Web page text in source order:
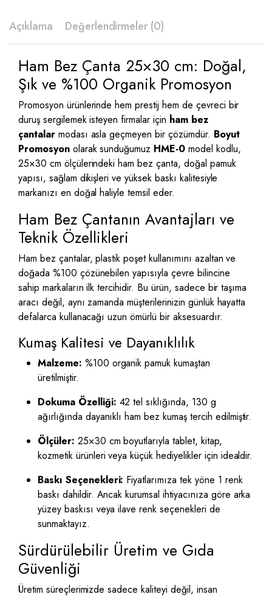
Açıklama Değerlendirmeler (0)
Ham Bez Çanta 25×30 cm: Doğal,
Şık ve %100 Organik Promosyon
Promosyon ürünlerinde hem prestij hem de çevreci bir
duruş sergilemek isteyen firmalar için ham bez
çantalarmodası asla geçmeyen bir çözümdür. Boyut
Promosyonolarak sunduğumuz HME-0 model kodlu,
25×30 cm ölçülerindeki ham bez çanta, doğal pamuk
yapısı, sağlam dikişleri ve yüksek baskı kalitesiyle
markanızı en doğal haliyle temsil eder.
Ham Bez Çantanın Avantajları ve
Teknik Özellikleri
Ham bez çantalar, plastik poşet kullanımını azaltan ve
doğada %100 çözünebilen yapısıyla çevre bilincine
sahip markaların ilk tercihidir. Bu ürün, sadece bir taşıma
aracı değil, aynı zamanda müşterilerinizin günlük hayatta
defalarca kullanacağı uzun ömürlü bir aksesuardır.
Kumaş Kalitesi ve Dayanıklılık
Malzeme: %100 organik pamuk kumaştan
üretilmiştir.
Dokuma Özelliği: 42 tel sıklığında, 130 g
ağırlığında dayanıklı ham bez kumaş tercih edilmiştir.
Ölçüler: 25×30 cm boyutlarıyla tablet, kitap,
kozmetik ürünleri veya küçük hediyelikler için idealdir.
Baskı Seçenekleri: Fiyatlarımıza tek yöne 1 renk
baskı dahildir. Ancak kurumsal ihtiyacınıza göre arka
yüzey baskısı veya ilave renk seçenekleri de
sunmaktayız.
Sürdürülebilir Üretim ve Gıda
Güvenliği
Üretim süreçlerimizde sadece kaliteyi değil, insan